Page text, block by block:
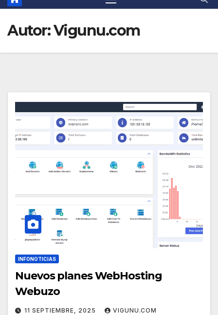
Autor:Vigunu.com
INFONOTICIAS
Nuevos planes WebHosting
Webuzo
11 SEPTIEMBRE, 2025 VIGUNU.COM